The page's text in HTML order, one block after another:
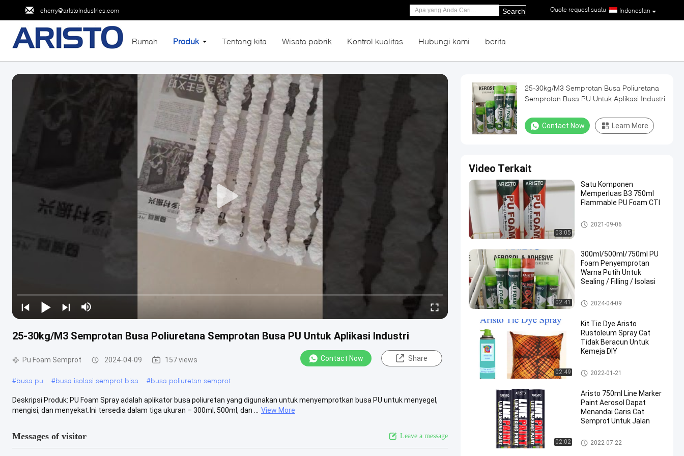
cherry@aristoindustries.com Indonesian
Quote request suatu |
Search
Rumah Produk Tentang kita Wisata pabrik Kontrol kualitas Hubungi kami berita
25-30kg/M3 Semprotan Busa Poliuretana Semprotan Busa PU Untuk Aplikasi Industri
Pu Foam Semprot 2024-04-09 157 views Contact Now Share
#busa pu #busa isolasi semprot bisa #busa poliuretan semprot
Deskripsi Produk: PU Foam Spray adalah aplikator busa poliuretan yang digunakan untuk menyemprotkan busa PU untuk menyegel,
mengisi, dan menyekat.Ini tersedia dalam tiga ukuran – 300ml, 500ml, dan ...
View More
Messages of visitor Leave a message
25-30kg/M3 Semprotan Busa Poliuretana
Semprotan Busa PU Untuk Aplikasi Industri
Contact Now Learn More
Video Terkait
03:05
Satu Komponen
Memperluas B3 750ml
Flammable PU Foam CTI
Pu Foam Semprot
2021-09-06
02:41
300ml/500ml/750ml PU
Foam Penyemprotan
Warna Putih Untuk
Sealing / Filling / Isolasi
Pu Foam Semprot
2024-04-09
02:49
Kit Tie Dye Aristo
Rustoleum Spray Cat
Tidak Beracun Untuk
Kemeja DIY
Cat Semprot Kain
2022-01-21
02:02
Aristo 750ml Line Marker
Paint Aerosol Dapat
Menandai Garis Cat
Semprot Untuk Jalan
Menandai Cat Semprot
2022-07-22